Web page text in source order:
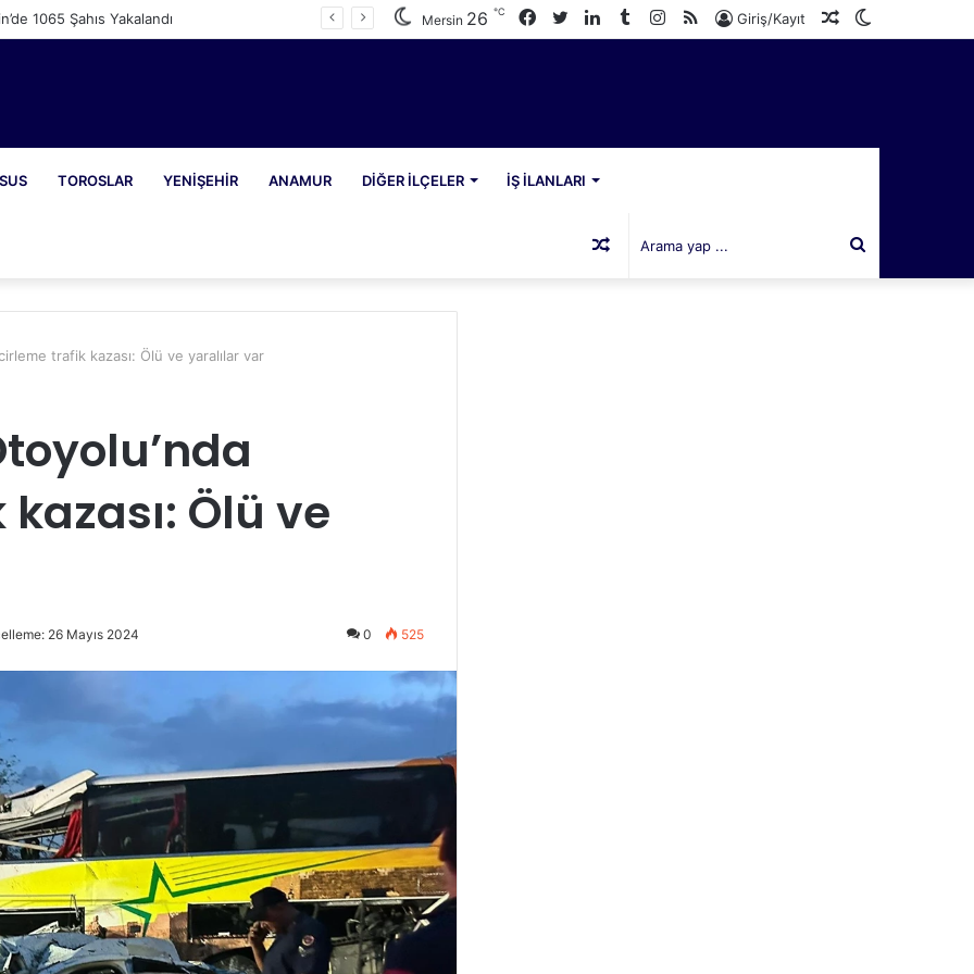
1065 Şahıs Yakalandı
Rastgele
Giriş/Kayıt
RSS
Instagram
Tumblr
LinkedIn
Twitter
Facebook
Mersin 26 ℃
TOROSLAR YENIŞEHIR ANAMUR DIĞER İLÇELER İŞ İLANLARI
Arama
Rastgele
trafik kazası: Ölü ve yaralılar var
Ölü ve
26 Mayıs 2024 0 525